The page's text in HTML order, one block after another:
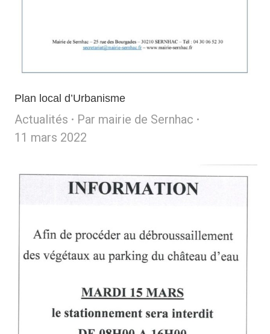
Plan local d’Urbanisme
Actualités Par mairie de Sernhac
11 mars 2022